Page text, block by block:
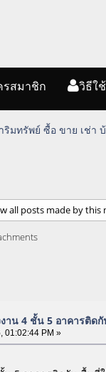
สมาชิก วิธีใ
ริมทรัพย์ ซื้อ ขาย เช่า
all posts made by
าน 4 ชั้น 5 อาคารติด
01:02:44 PM »